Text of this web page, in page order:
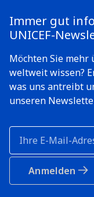
Immer gut
UNICEF-
Möchten Sie
weltweit wissen?
was uns antreibt
unseren
Anmelden